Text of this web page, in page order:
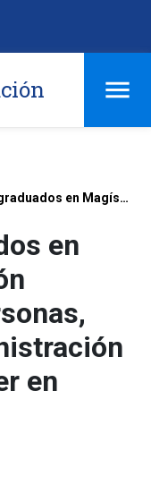
Más de 75 graduados en Magíster en Gestión Estratégica de Personas, Magíster en Administración de Salud y Magíster en Innovación
en
en